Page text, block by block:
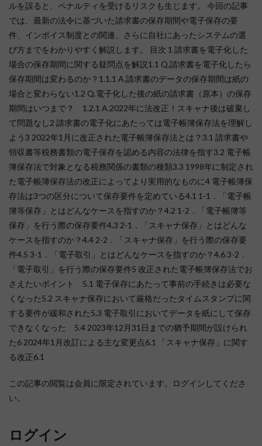
ルを誤ると、ペナルティを受けるリスクも生じます。 今回の記事
では、最新の法令に基づいた請求書の保存期間や電子保存の要
件、インボイス制度との関連、さらに自社にあったシステムの選
び方までをわかりやすく解説します。 目次 1 請求書を電子化した
場合の保存期間に関する疑問点を解説1.1 Q.請求書を電子化したら
保存期間は変わるのか？1.1.1 A.請求書のデータの保存期間は紙の
場合と変わらない1.2 Q.電子化した後の紙の請求書（原本）の保存
期間はいつまで？ 1.2.1 A.2022年に法改正！スキャナ後は破棄し
て問題なし2 請求書の電子化にあたっては電子帳簿保存法を理解し
よう3 2022年1月に改正された電子帳簿保存法とは？3.1 請求書や
領収書等税務書類の電子保存を認める内容の法律を指す3.2 電子帳
簿保存法で対象となる税務関係の書類の種類3.3 1998年に制定され
た電子帳簿保存法の改正によってより実用的なものに4 電子帳簿保
存法は3つの区分について保存要件を定めている4.1 1-1．「電子帳
簿等保存」とはどんなケースを指すのか？4.2 1-2．「電子帳簿等
保存」を行う際の保存要件4.3 2-1．「スキャナ保存」とはどんな
ケースを指すのか？4.4 2-2．「スキャナ保存」を行う際の保存要
件4.5 3-1．「電子取引」とはどんなケースを指すのか？4.6 3-2．
「電子取引」を行う際の保存要件5 改正された電子帳簿保存法でお
さえたいポイント 5.1 電子保存にあたって事前の手続きは必要な
くなった5.2 スキャナ保存において厳格だったタイムスタンプに関
する要件が緩和された5.3 電子取引においてデータを紙にして保存
できなくなった 5.4 2023年12月31日までの猶予期間が設けられ
た6 2024年1月改訂による主な変更点6.1 「スキャナ保存」に関す
る改正6.1
この記事の閲覧は会員に限定されています。ログインしてくださ
い。
ログイン